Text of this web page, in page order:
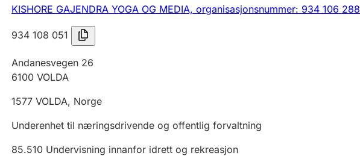
KISHORE GAJENDRA YOGA OG MEDIA, organisasjonsnummer: 934 106 288
934 108 051
Andanesvegen 26
6100 VOLDA
1577 VOLDA, Norge
Underenhet til næringsdrivende og offentlig forvaltning
85.510 Undervisning innanfor idrett og rekreasjon